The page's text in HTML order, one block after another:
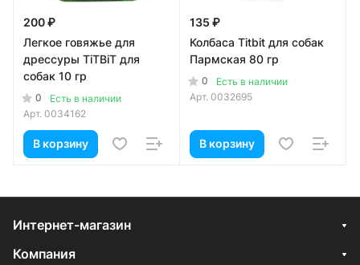
200 ₽
Легкое говяжье для
дрессуры TiTBiT для
собак 10 гр
0
Есть в наличии
Арт. 0034162
В корзину
135 ₽
Колбаса Titbit для собак
Пармская 80 гр
0
Есть в наличии
Арт. 0032695
В корзину
Интернет-магазин
Компания